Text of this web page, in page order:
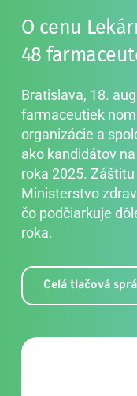
O cenu
48
Bratislava, 18.
farmaceutiek
organizácie a
ako kandidátov
roka 2025.
Ministerstvo
čo podčiarkuje
roka.
Celá tlačová